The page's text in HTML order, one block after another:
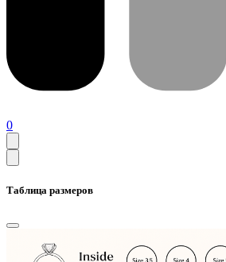
0
Таблица размеров